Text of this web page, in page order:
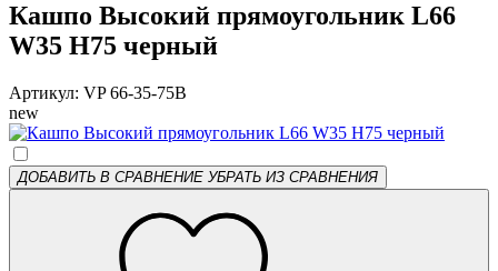
Кашпо Высокий прямоугольник L66
W35 H75 черный
Артикул: VP 66-35-75B
new
ДОБАВИТЬ В СРАВНЕНИЕ УБРАТЬ ИЗ СРАВНЕНИЯ